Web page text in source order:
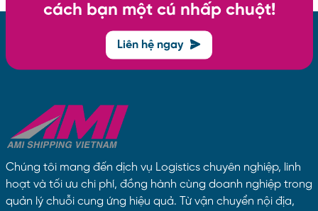
cách bạn một cú nhấp chuột!
Liên hệ ngay
Chúng tôi mang đến dịch vụ Logistics chuyên nghiệp, linh
hoạt và tối ưu chi phí, đồng hành cùng doanh nghiệp trong
quản lý chuỗi cung ứng hiệu quả. Từ vận chuyển nội địa,